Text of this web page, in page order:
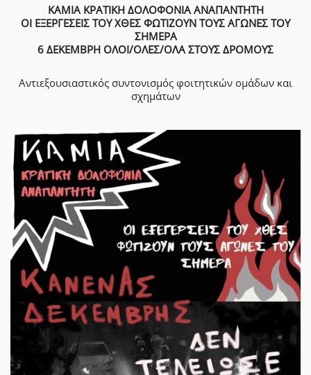
ΚΑΜΙΑ ΚΡΑΤΙΚΗ ΔΟΛΟΦΟΝΙΑ ΑΝΑΠΑΝΤΗΤΗ
ΟΙ ΕΞΕΡΓΕΣΕΙΣ ΤΟΥ ΧΘΕΣ ΦΩΤΙΖΟΥΝ ΤΟΥΣ ΑΓΩΝΕΣ ΤΟΥ
ΣΗΜΕΡΑ
6 ΔΕΚΕΜΒΡΗ ΟΛΟΙ/ΟΛΕΣ/ΟΛΑ ΣΤΟΥΣ ΔΡΟΜΟΥΣ
Αντιεξουσιαστικός συντονισμός φοιτητικών ομάδων και
σχημάτων